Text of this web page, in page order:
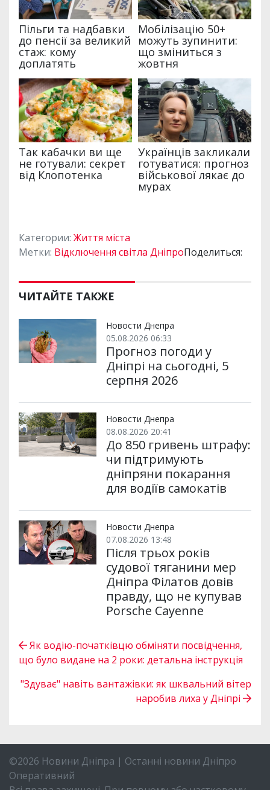
Категории: Життя міста
Метки: Відключення світла ДніпроПоделиться:
ЧИТАЙТЕ ТАКЖЕ
Новости Днепра
05.08.2026 06:33
Прогноз погоди у
Дніпрі на сьогодні, 5
серпня 2026
Новости Днепра
08.08.2026 20:41
До 850 гривень штрафу:
чи підтримують
дніпряни покарання
для водіїв самокатів
Новости Днепра
07.08.2026 13:48
Після трьох років
судової тяганини мер
Дніпра Філатов довів
правду, що не купував
Porsche Cayenne
Як водію-початківцю обміняти посвідчення,
що було видане на 2 роки: детальна інструкція
"Здуває" навіть вантажівки: як шквальний вітер
наробив лиха у Дніпрі
©2026 Новини Дніпра | Останні новини Дніпро
Оперативний